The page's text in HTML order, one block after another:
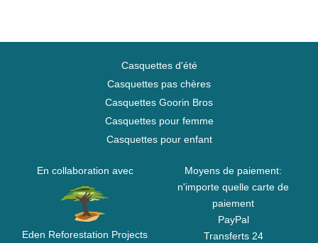
Casquettes d'été
Casquettes pas chères
Casquettes Goorin Bros
Casquettes pour femme
Casquettes pour enfant
En collaboration avec
Eden Reforestation Projects
Moyens de paiement:
n'importe quelle carte de
paiement
PayPal
Transferts 24